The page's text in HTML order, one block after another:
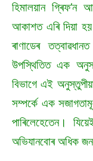
হিমালয়ান
আকাশত এৰি দিয়া
ৰাণাডেৰ
উপস্থিতিত এক
বিভাগে এই
সম্পৰ্কে এক
পাৰিলেহেতেন।
অভিযানবোৰ অধিক